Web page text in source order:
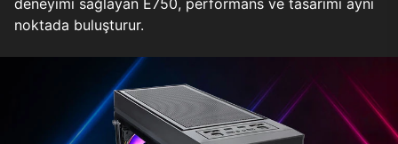
deneyimi sağlayan E750, performans ve tasarımı aynı
noktada buluşturur.